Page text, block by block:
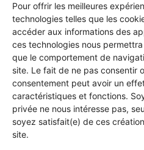
Pour offrir les meilleures
technologies telles que les
accéder aux informations des
ces technologies nous
que le comportement de
site. Le fait de ne pas consentir
consentement peut avoir un
caractéristiques et fonctions.
privée ne nous intéresse pas,
soyez satisfait(e) de ces
site.
CGV
Mon compte
Mon Panier
Vous souhaitez être
dernières parutions,
Prestigieux